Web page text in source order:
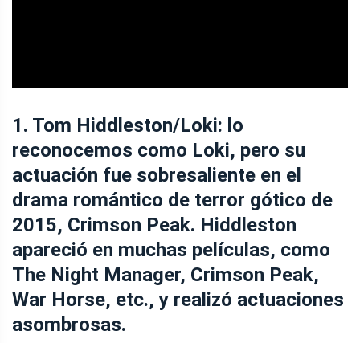
1. Tom Hiddleston/Loki: lo
reconocemos como Loki, pero su
actuación fue sobresaliente en el
drama romántico de terror gótico de
2015, Crimson Peak. Hiddleston
apareció en muchas películas, como
The Night Manager, Crimson Peak,
War Horse, etc., y realizó actuaciones
asombrosas.